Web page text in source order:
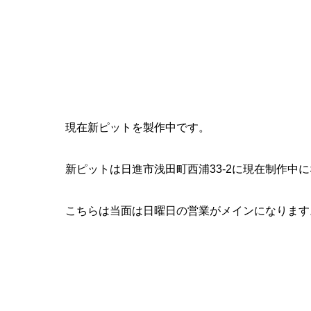
現在新ピットを製作中です。
新ピットは日進市浅田町西浦33-2に現在制作中に
こちらは当面は日曜日の営業がメインになります